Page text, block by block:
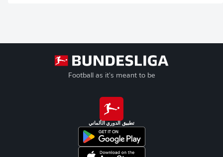
Football as it's meant to be
تطبيق الدوري الألماني